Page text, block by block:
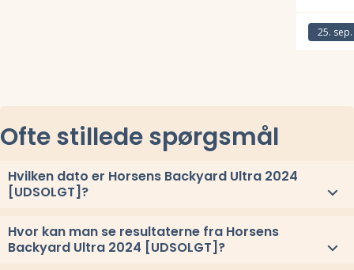
25. sep.
Ofte stillede spørgsmål
Hvilken dato er Horsens Backyard Ultra 2024
[UDSOLGT]?
Horsens Backyard Ultra 2024 [UDSOLGT] løbes lørdag 15. juni
2024.
Hvor kan man se resultaterne fra Horsens
Backyard Ultra 2024 [UDSOLGT]?